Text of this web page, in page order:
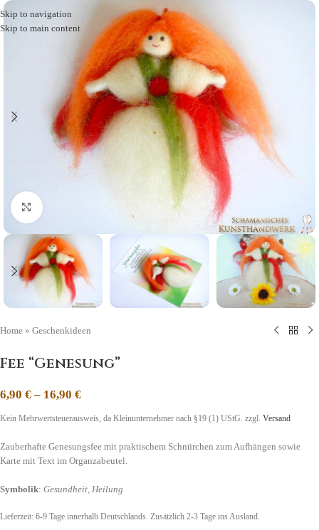
Skip to navigation
Skip to main content
Click to enlarge
Home » Geschenkideen
Fee “Genesung”
6,90 €– 16,90 €
Kein Mehrwertsteuerausweis, da Kleinunternehmer nach §19 (1) UStG. zzgl. Versand
Zauberhafte Genesungsfee mit praktischem Schnürchen zum Aufhängen sowie
Karte mit Text im Organzabeutel.
Symbolik: Gesundheit, Heilung
Lieferzeit: 6-9 Tage innerhalb Deutschlands. Zusätzlich 2-3 Tage ins Ausland.